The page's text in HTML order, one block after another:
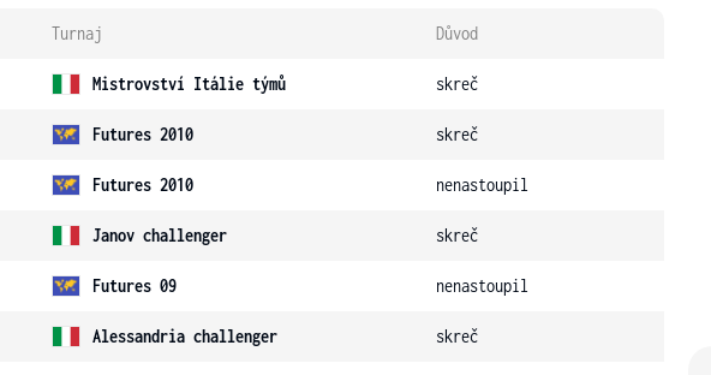
Turnaj Důvod
Mistrovství Itálie týmů skreč
Futures 2010 skreč
Futures 2010 nenastoupil
Janov challenger skreč
Futures 09 nenastoupil
Alessandria challenger skreč